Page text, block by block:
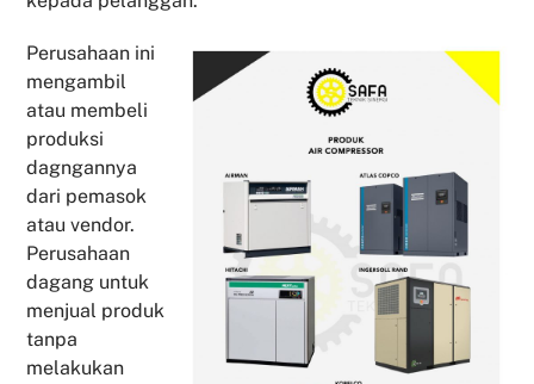
Perusahaan ini
mengambil
atau membeli
produksi
dagngannya
dari pemasok
atau vendor.
Perusahaan
dagang untuk
menjual produk
tanpa
melakukan